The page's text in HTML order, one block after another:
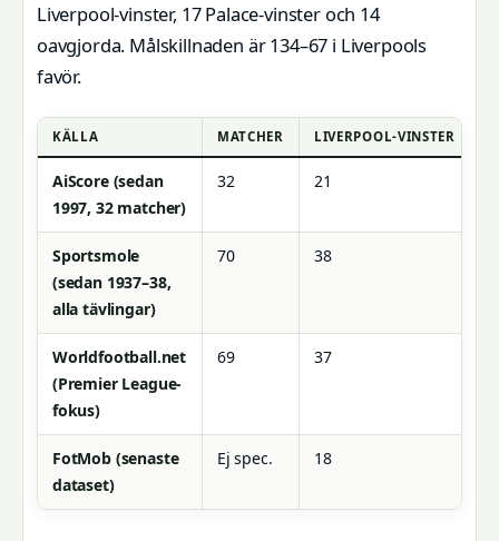
Liverpool-vinster, 17 Palace-vinster och 14
oavgjorda. Målskillnaden är 134–67 i Liverpools
favör.
KÄLLA MATCHER LIVERPOOL-VINSTER
AiScore (sedan
1997, 32 matcher)
32 21
Sportsmole
(sedan 1937–38,
alla tävlingar)
70 38
Worldfootball.net
(Premier League-
fokus)
69 37
FotMob (senaste
dataset)
Ej spec. 18